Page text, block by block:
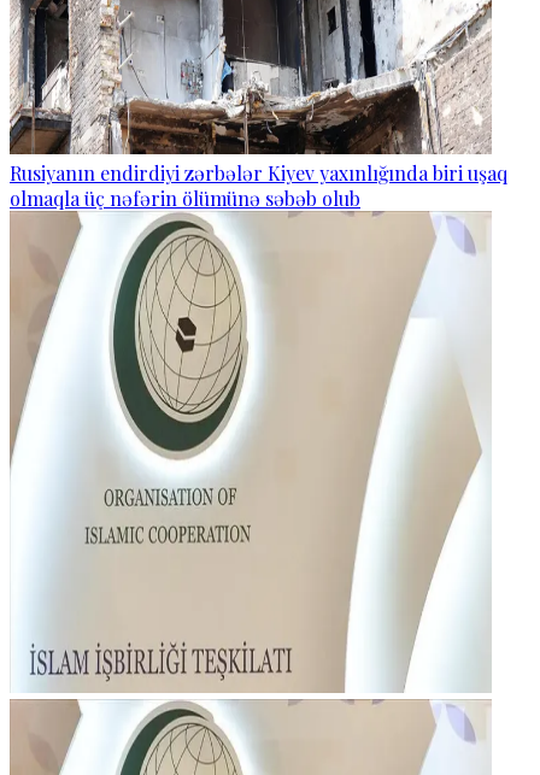
Rusiyanın endirdiyi zərbələr Kiyev yaxınlığında biri uşaq
olmaqla üç nəfərin ölümünə səbəb olub